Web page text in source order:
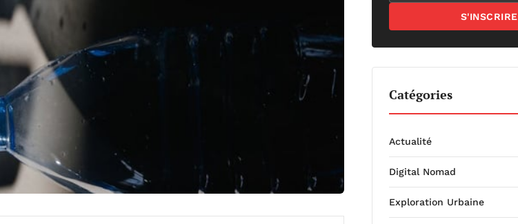
S'INSCRIRE
Catégories
Actualité
Digital Nomad
Exploration Urbaine